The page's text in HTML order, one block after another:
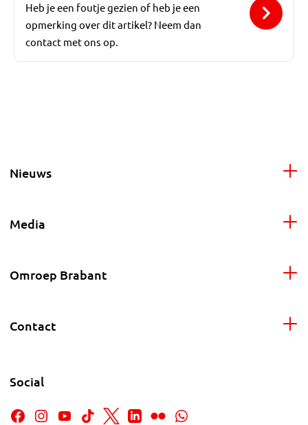
Heb je een foutje gezien of heb je een
opmerking over dit artikel? Neem dan
contact met ons op.
Nieuws
Media
Omroep Brabant
Contact
Social